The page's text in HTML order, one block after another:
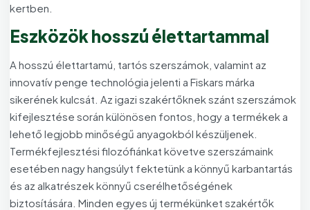
kertben.
Eszközök hosszú élettartammal
A hosszú élettartamú, tartós szerszámok, valamint az
innovatív penge technológia jelenti a Fiskars márka
sikerének kulcsát. Az igazi szakértőknek szánt szerszámok
kifejlesztése során különösen fontos, hogy a termékek a
lehető legjobb minőségű anyagokból készüljenek.
Termékfejlesztési filozófiánkat követve szerszámaink
esetében nagy hangsúlyt fektetünk a könnyű karbantartás
és az alkatrészek könnyű cserélhetőségének
biztosítására. Minden egyes új termékünket szakértők